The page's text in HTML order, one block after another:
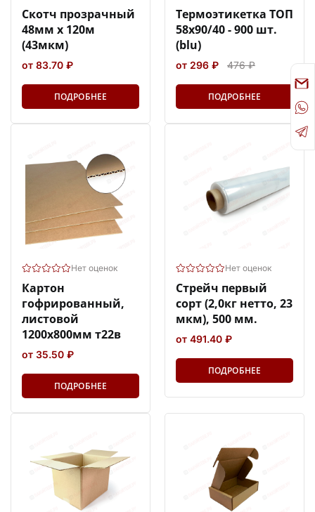
Скотч прозрачный
48мм х 120м
(43мкм)
от 83.70 ₽
ПОДРОБНЕЕ
Термоэтикетка ТОП
58х90/40 - 900 шт.
(blu)
от 296 ₽ 476 ₽
ПОДРОБНЕЕ
Нет оценок
Картон
гофрированный,
листовой
1200х800мм т22в
от 35.50 ₽
ПОДРОБНЕЕ
Нет оценок
Стрейч первый
сорт (2,0кг нетто, 23
мкм), 500 мм.
от 491.40 ₽
ПОДРОБНЕЕ